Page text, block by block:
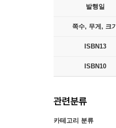
발행일
쪽수, 무게, 크기
ISBN13
ISBN10
관련분류
카테고리 분류